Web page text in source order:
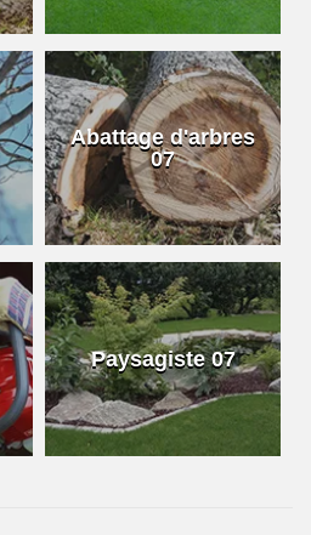
Abattage d'arbres
07
Paysagiste 07